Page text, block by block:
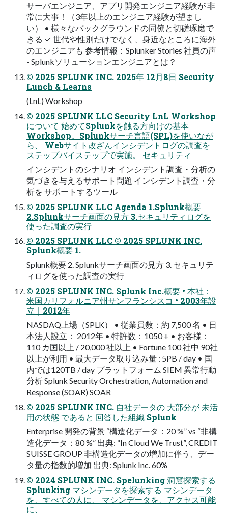
サーバエンジニア、アプリ開発エンジニア経験が 非
常に大事！（3年以上のエンジニア経験が望まし
い） • 様々なバックグラウンドの同僚と切磋琢磨で
きる ✓ 世代や性別だけでなく、身近なところに海外
のエンジニアも 参考情報：Splunker Stories 社員の声
- Splunkソリューションエンジニアとは？
© 2025 SPLUNK INC. 2025年 12月8日 Security
Lunch & Learns
(LnL) Workshop
© 2025 SPLUNK LLC Security LnL Workshop
について 始めてSplunkを触る方向けの基本
Workshop。Splunkサーチ言語(SPL)を使いなが
ら、 Webサイト改ざんインシデントログの調査を
ステップバイステップで実施。 セキュリティ
インシデントのシナリオ インシデント調査・分析の
気づきを与えるサポート問題 インシデント調査・分
析を サポートするツール
© 2025 SPLUNK LLC Agenda 1.Splunk概要
2.Splunkサーチ画面の見方 3.セキュリティログを
使った調査の実行
© 2025 SPLUNK LLC © 2025 SPLUNK INC.
Splunk概要 1.
Splunk概要 2. Splunkサーチ画面の見方 3. セキュリテ
ィログを使った調査の実行
© 2025 SPLUNK INC. Splunk Inc.概要 • 本社：
米国カリフォルニア州サンフランシスコ • 2003年設
立｜2012年
NASDAQ上場（SPLK） • 従業員数：約 7,500 名 • 日
本法人設立： 2012年 • 特許数：1050 + • お客様：
110 カ国以上 / 20,000 社以上 • Fortune 100 社中 90社
以上が利用 • 最大データ取り込み量 : 5PB / day • 国
内では120TB / day プラットフォーム SIEM 異常行動
分析 Splunk Security Orchestration, Automation and
Response (SOAR) SOAR
© 2025 SPLUNK INC. 自社データの 大部分が 未活
用の状態 であると 回答した組織 Splunk
Enterprise 開発の背景 “構造化データ：20 %” vs “非構
造化データ：80 %” 出典: “In Cloud We Trust”, CREDIT
SUISSE GROUP 非構造化データの増加に伴う、デー
タ量の指数的増加 出典: Splunk Inc. 60%
© 2024 SPLUNK INC. Spelunking 洞窟探索する
Splunking マシンデータを探索する マシンデータ
を、すべての人に、 マシンデータを、アクセス可能
に、